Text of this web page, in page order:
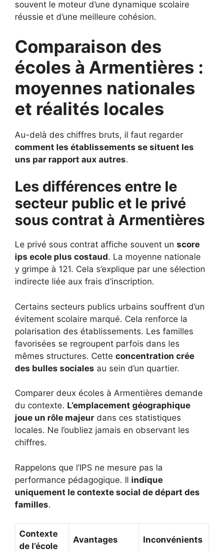
souvent le moteur d’une dynamique scolaire
réussie et d’une meilleure cohésion.
Comparaison des
écoles à Armentières :
moyennes nationales
et réalités locales
Au-delà des chiffres bruts, il faut regarder
comment les établissements se situent les
uns par rapport aux autres.
Les différences entre le
secteur public et le privé
sous contrat à Armentières
Le privé sous contrat affiche souvent un score
ips ecole plus costaud. La moyenne nationale
y grimpe à 121. Cela s’explique par une sélection
indirecte liée aux frais d’inscription.
Certains secteurs publics urbains souffrent d’un
évitement scolaire marqué. Cela renforce la
polarisation des établissements. Les familles
favorisées se regroupent parfois dans les
mêmes structures. Cette concentration crée
des bulles sociales au sein d’un quartier.
Comparer deux écoles à Armentières demande
du contexte. L’emplacement géographique
joue un rôle majeur dans ces statistiques
locales. Ne l’oubliez jamais en observant les
chiffres.
Rappelons que l’IPS ne mesure pas la
performance pédagogique. Il indique
uniquement le contexte social de départ des
familles.
Contexte
de l’école
Avantages Inconvénients